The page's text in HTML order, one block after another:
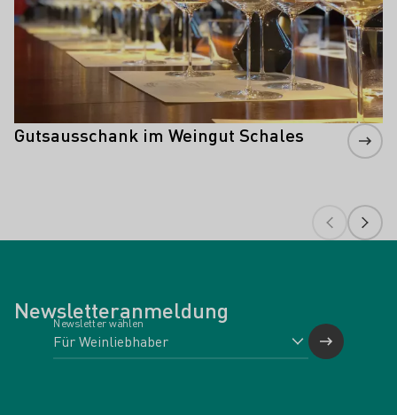
Gutsausschank im Weingut Schales
Newsletteranmeldung
Newsletter wählen